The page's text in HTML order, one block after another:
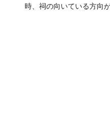
時、祠の向いている方向